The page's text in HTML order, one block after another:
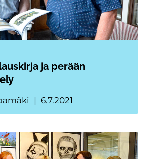
ja perään
6.7.2021